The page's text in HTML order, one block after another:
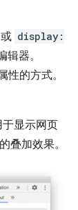
或 display:
辑器。
的方式。
显示网页
叠加效果。